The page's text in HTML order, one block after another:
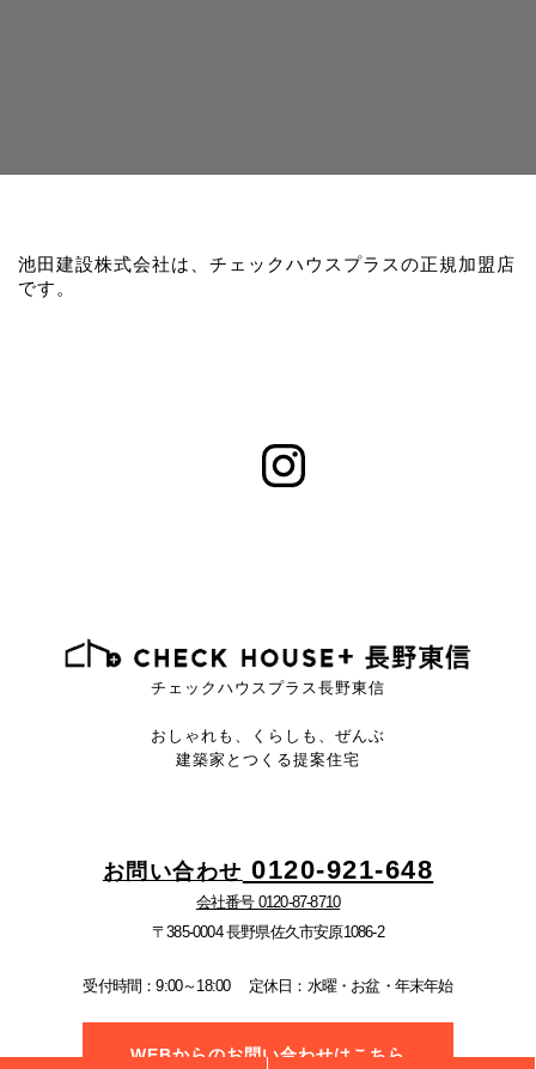
池田建設株式会社は、チェックハウスプラスの正規加盟店
です。
チェックハウスプラス長野東信
おしゃれも、くらしも、ぜんぶ
建築家とつくる提案住宅
お問い合わせ 0120-921-648
会社番号 0120-87-8710
〒385-0004 長野県佐久市安原1086-2
受付時間：9:00～18:00 定休日：水曜・お盆・年末年始
WEBからのお問い合わせはこちら